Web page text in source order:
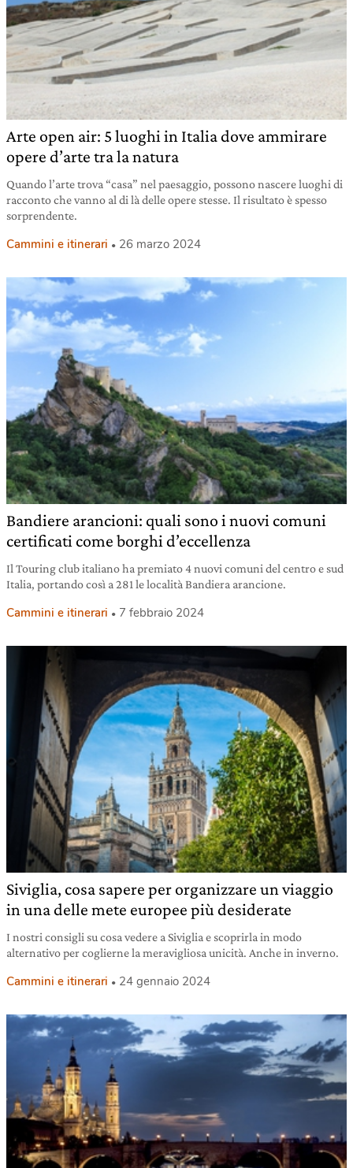
Arte open air: 5 luoghi in Italia dove ammirare
opere d’arte tra la natura
Quando l’arte trova “casa” nel paesaggio, possono nascere luoghi di
racconto che vanno al di là delle opere stesse. Il risultato è spesso
sorprendente.
Cammini e itinerari 26 marzo 2024
Bandiere arancioni: quali sono i nuovi comuni
certificati come borghi d’eccellenza
Il Touring club italiano ha premiato 4 nuovi comuni del centro e sud
Italia, portando così a 281 le località Bandiera arancione.
Cammini e itinerari 7 febbraio 2024
Siviglia, cosa sapere per organizzare un viaggio
in una delle mete europee più desiderate
I nostri consigli su cosa vedere a Siviglia e scoprirla in modo
alternativo per coglierne la meravigliosa unicità. Anche in inverno.
Cammini e itinerari 24 gennaio 2024